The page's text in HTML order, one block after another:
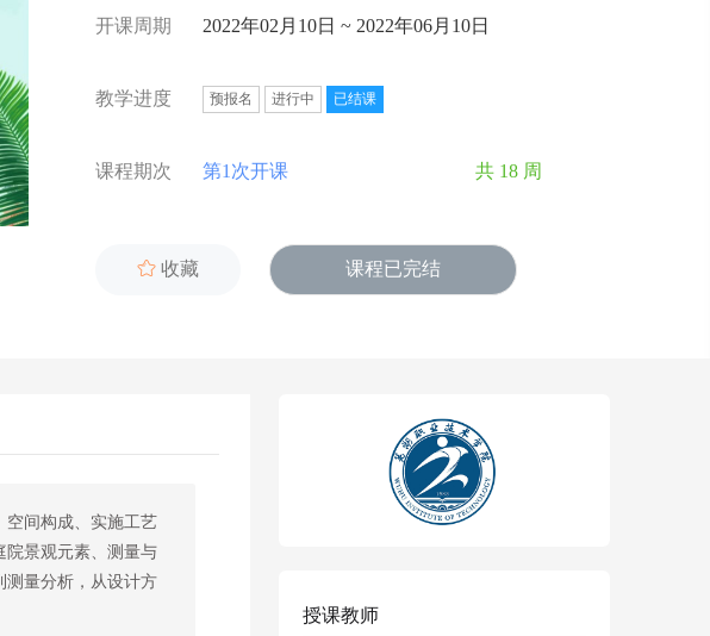
开课周期 2022年02月10日 ~ 2022年06月10日
教学进度 预报名 进行中 已结课
课程期次 第1次开课 共 18 周
 收藏 课程已完结
空间构成、实施工艺
院景观元素、测量与
测量分析，从设计方
授课教师